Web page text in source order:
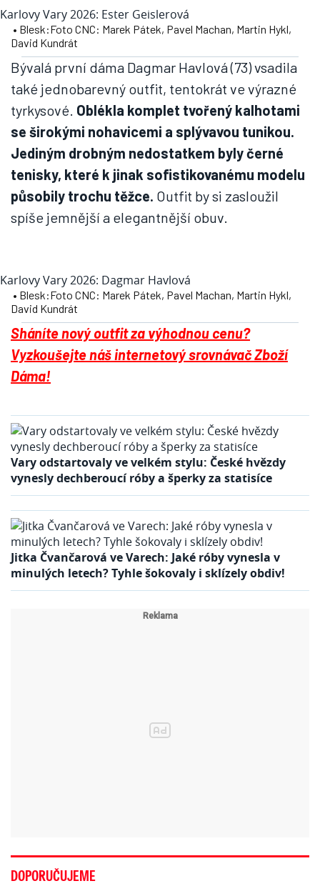
Karlovy Vary 2026: Ester Geislerová
• Blesk:Foto CNC: Marek Pátek, Pavel Machan, Martin Hykl,
David Kundrát
Bývalá první dáma Dagmar Havlová (73) vsadila
také jednobarevný outfit, tentokrát ve výrazné
tyrkysové. Oblékla komplet tvořený kalhotami
se širokými nohavicemi a splývavou tunikou.
Jediným drobným nedostatkem byly černé
tenisky, které k jinak sofistikovanému modelu
působily trochu těžce. Outfit by si zasloužil
spíše jemnější a elegantnější obuv.
Karlovy Vary 2026: Dagmar Havlová
• Blesk:Foto CNC: Marek Pátek, Pavel Machan, Martin Hykl,
David Kundrát
Sháníte nový outfit za výhodnou cenu?
Vyzkoušejte náš internetový srovnávač Zboží
Dáma!
Vary odstartovaly ve velkém stylu: České hvězdy
vynesly dechberoucí róby a šperky za statisíce
Jitka Čvančarová ve Varech: Jaké róby vynesla v
minulých letech? Tyhle šokovaly i sklízely obdiv!
DOPORUČUJEME